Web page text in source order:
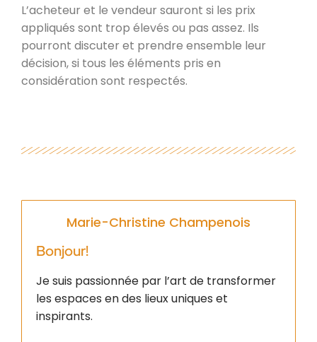
L’acheteur et le vendeur sauront si les prix
appliqués sont trop élevés ou pas assez. Ils
pourront discuter et prendre ensemble leur
décision, si tous les éléments pris en
considération sont respectés.
Marie-Christine Champenois
Bonjour!
Je suis passionnée par l’art de transformer
les espaces en des lieux uniques et
inspirants.